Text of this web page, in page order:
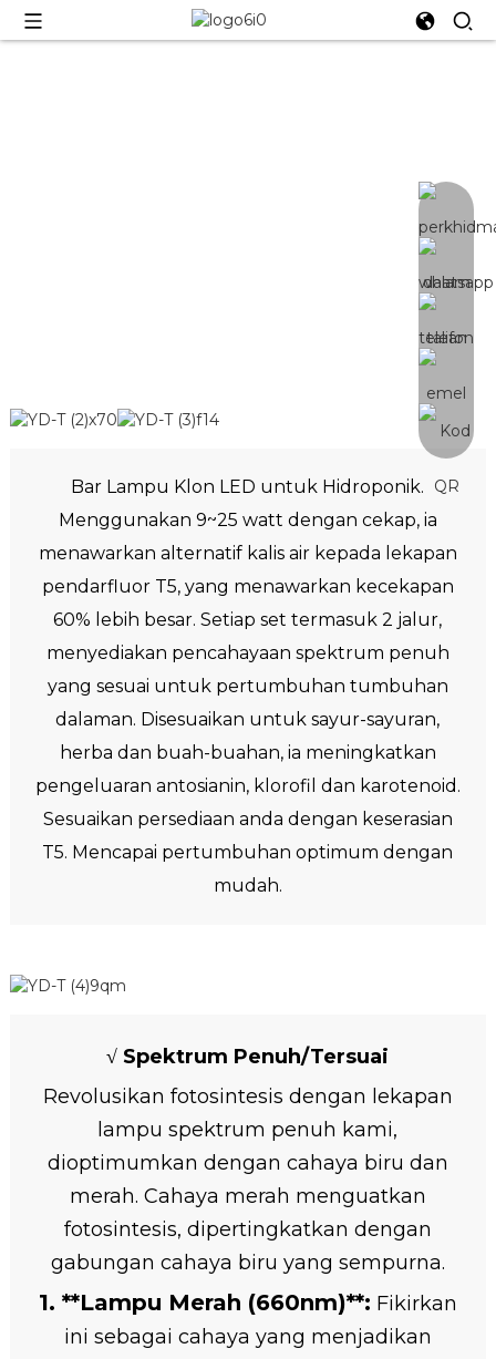
Bar Klon LED 9W~25W untuk Menegak &
Bar Lampu Klon LED untuk Hidroponik.
Menggunakan 9~25 watt dengan cekap, ia
menawarkan alternatif kalis air kepada lekapan
pendarfluor T5, yang menawarkan kecekapan
60% lebih besar. Setiap set termasuk 2 jalur,
menyediakan pencahayaan spektrum penuh
yang sesuai untuk pertumbuhan tumbuhan
dalaman. Disesuaikan untuk sayur-sayuran,
herba dan buah-buahan, ia meningkatkan
pengeluaran antosianin, klorofil dan karotenoid.
Sesuaikan persediaan anda dengan keserasian
T5. Mencapai pertumbuhan optimum dengan
mudah.
√ Spektrum Penuh/Tersuai
Revolusikan fotosintesis dengan lekapan
lampu spektrum penuh kami,
dioptimumkan dengan cahaya biru dan
merah. Cahaya merah menguatkan
fotosintesis, dipertingkatkan dengan
gabungan cahaya biru yang sempurna.
1. **Lampu Merah (660nm)**: Fikirkan
ini sebagai cahaya yang menjadikan